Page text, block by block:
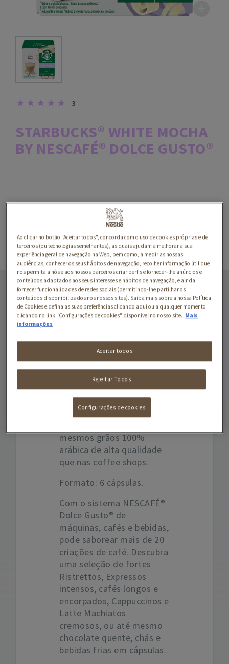
3
STARBUCKS® WHITE MOCHA
BY NESCAFÉ® DOLCE GUSTO®
STARBUCKS® WHITE
MOCHA BY NESCAFÉ®
DOLCE GUSTO®
by NESCAFÉ® Dolce Gusto®
tem a combinação
perfeita de leite e sabor de
chocolate branco, coroado
por uma fina camada de
espuma que te fará
desfrutar desta receita
mesmos grãos 100%
arábica de alta qualidade
que nas coffee shops.
Formato: 6 cápsulas.
Com o sistema NESCAFÉ®
Dolce Gusto® de
máquinas, cafés e bebidas,
pode saborear mais de 20
criações de café. Descubra
uma seleção de fortes
Ristrettos, Expressos
intensos, cafés longos e
encorpados, Cappuccinos e
Latte Machiatos
cremosos, ou até mesmo
chocolate quente, chás e
bebidas frias em cápsulas.
Ao clicar no botão "Aceitar todos", concorda com o uso de cookies próprias e de
terceiros (ou tecnologias semelhantes), as quais ajudam a melhorar a sua
experiência geral de navegação na Web, bem como, a medir as nossas
audiências, conhecer os seus hábitos de navegação, recolher informação útil que
nos permita a nós e aos nossos parceiros criar perfis e fornecer-lhe anúncios e
conteúdos adaptados aos seus interesses e hábitos de navegação, e ainda
fornecer funcionalidades de redes sociais (permitindo-lhe partilhar os
conteúdos disponibilizados nos nossos sites). Saiba mais sobre a nossa Política
de Cookies e defina as suas preferências clicando aqui ou a qualquer momento
clicando no link "Configurações de cookies" disponível no nosso site. Mais
informações
Rejeitar Todos
Aceitar todos
Configurações de cookies